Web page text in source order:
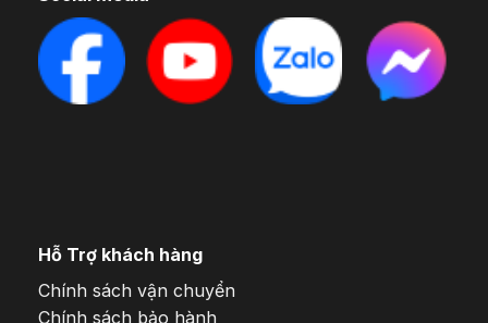
Hỗ Trợ khách hàng
Chính sách vận chuyển
Chính sách bảo hành